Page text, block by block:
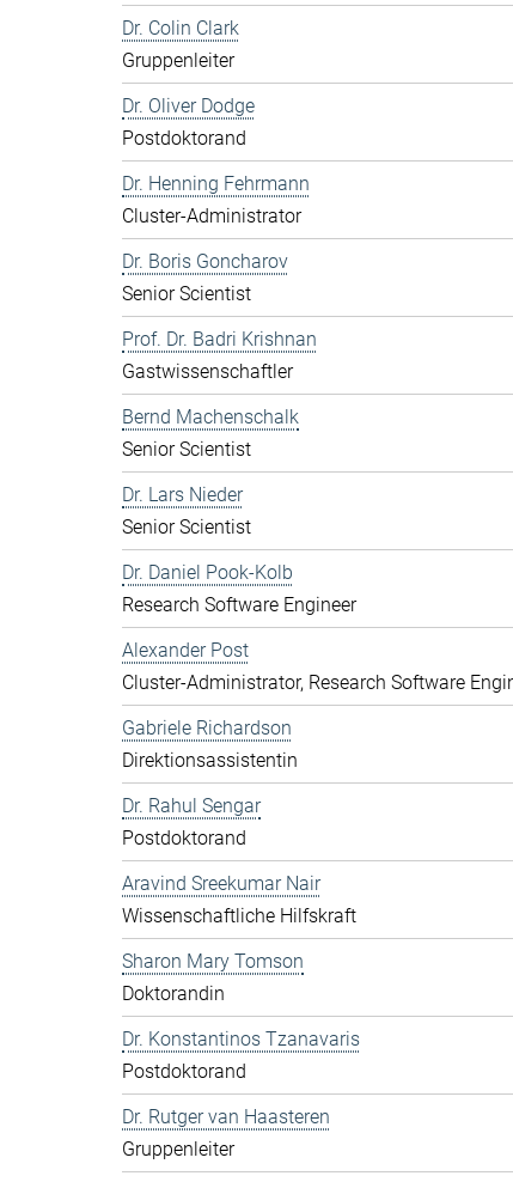
Dr. Colin Clark
Gruppenleiter
Dr. Oliver Dodge
Postdoktorand
Dr. Henning Fehrmann
Cluster-Administrator
Dr. Boris Goncharov
Senior Scientist
Prof. Dr. Badri Krishnan
Gastwissenschaftler
Bernd Machenschalk
Senior Scientist
Dr. Lars Nieder
Senior Scientist
Dr. Daniel Pook-Kolb
Research Software Engineer
Alexander Post
Cluster-Administrator, Research Software
Gabriele Richardson
Direktionsassistentin
Dr. Rahul Sengar
Postdoktorand
Aravind Sreekumar Nair
Wissenschaftliche Hilfskraft
Sharon Mary Tomson
Doktorandin
Dr. Konstantinos Tzanavaris
Postdoktorand
Dr. Rutger van Haasteren
Gruppenleiter